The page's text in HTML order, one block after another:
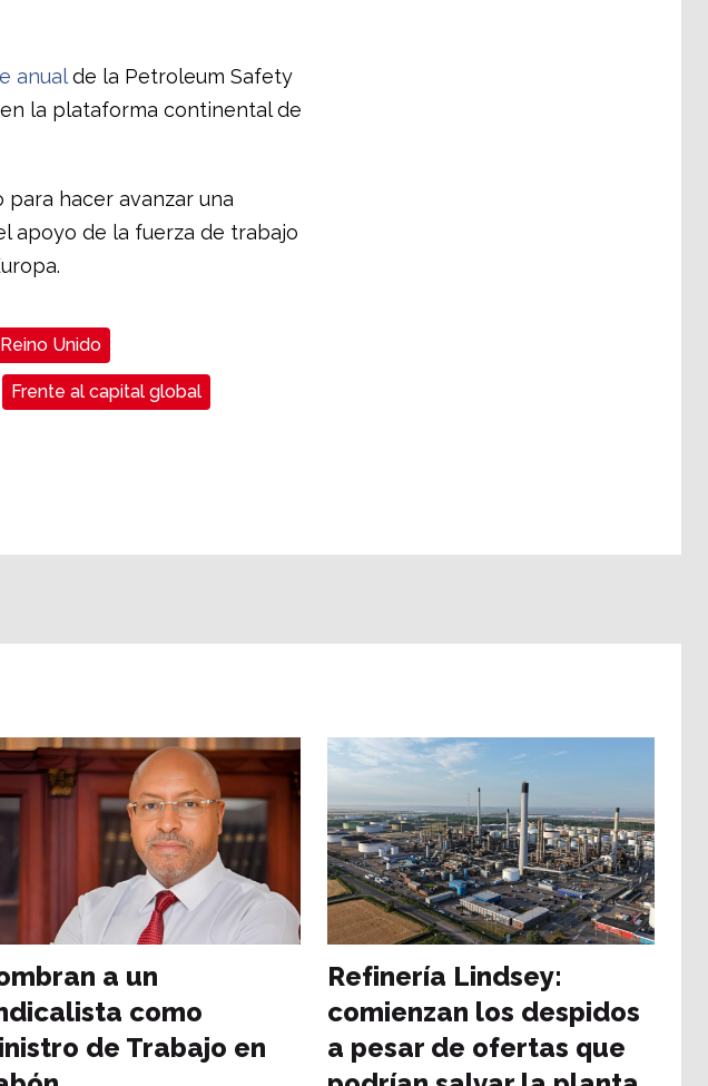
anualde la Petroleum Safety
la plataforma continental de
hacer avanzar una
apoyo de la fuerza de trabajo
Reino Unido
Frente al capital global
a un
como
de Trabajo en
Refinería Lindsey:
comienzan los despidos
a pesar de ofertas que